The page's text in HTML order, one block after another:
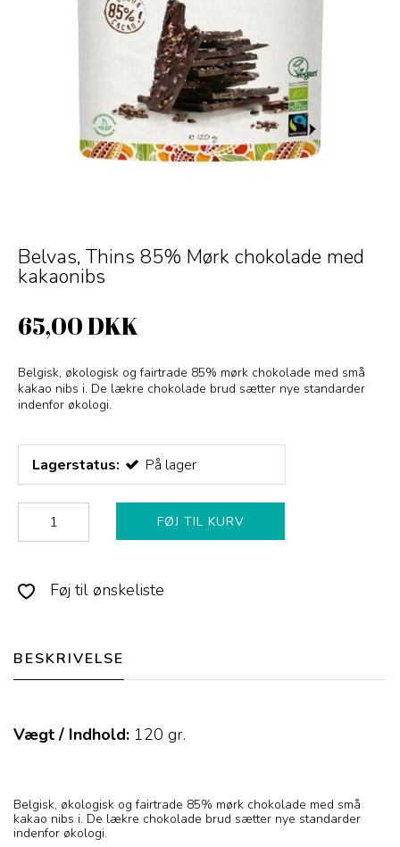
Belvas, Thins 85% Mørk chokolade med
kakaonibs
65,00 DKK
Belgisk, økologisk og fairtrade 85% mørk chokolade med små
kakao nibs i. De lækre chokolade brud sætter nye standarder
indenfor økologi.
Lagerstatus: På lager
FØJ TIL KURV
Føj til ønskeliste
BESKRIVELSE
Vægt / Indhold: 120 gr.
Belgisk, økologisk og fairtrade 85% mørk chokolade med små
kakao nibs i. De lækre chokolade brud sætter nye standarder
indenfor økologi.